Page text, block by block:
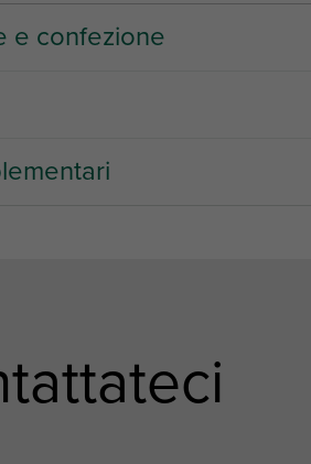
e confezione